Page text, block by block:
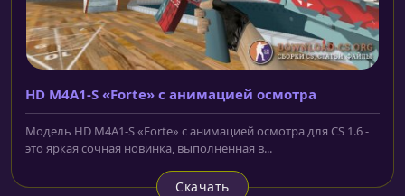
HD M4A1-S «Forte» с анимацией осмотра
Модель HD M4A1-S «Forte» с анимацией осмотра для CS 1.6 -
это яркая сочная новинка, выполненная в...
Скачать